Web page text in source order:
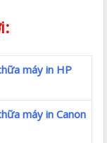
máy in HP
máy in Canon